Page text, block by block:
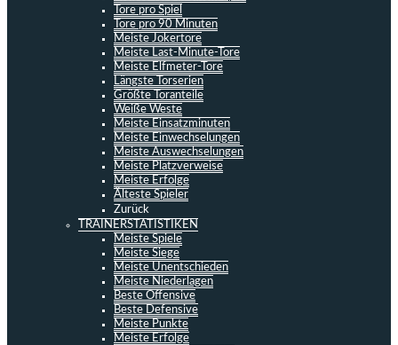
Tore pro Spiel
Tore pro 90 Minuten
Meiste Jokertore
Meiste Last-Minute-Tore
Meiste Elfmeter-Tore
Längste Torserien
Größte Toranteile
Weiße Weste
Meiste Einsatzminuten
Meiste Einwechselungen
Meiste Auswechselungen
Meiste Platzverweise
Meiste Erfolge
Älteste Spieler
Zurück
TRAINERSTATISTIKEN
Meiste Spiele
Meiste Siege
Meiste Unentschieden
Meiste Niederlagen
Beste Offensive
Beste Defensive
Meiste Punkte
Meiste Erfolge